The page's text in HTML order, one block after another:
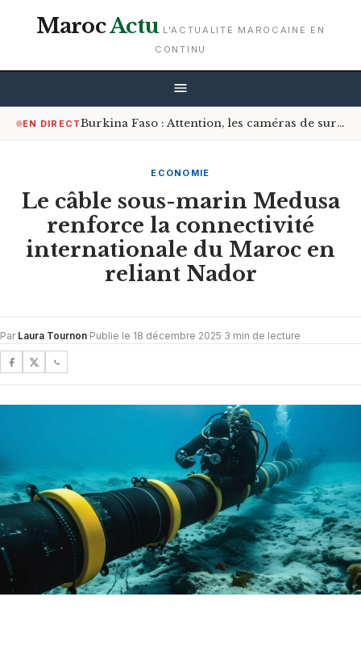
MarocActu L'ACTUALITE MAROCAINE EN
CONTINU
EN DIRECT Burkina Faso : Attention, les caméras de surveillance sont désormais à l’affût sur les routes
ECONOMIE
Le câble sous-marin Medusa
renforce la connectivité
internationale du Maroc en
reliant Nador
Par Laura Tournon·Publie le 18 décembre 2025·3 min de lecture